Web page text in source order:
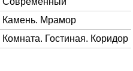
Камень. Мрамор
Комната. Гостиная. Коридор